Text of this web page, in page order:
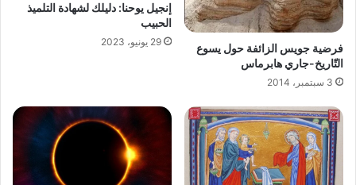
فرضية جويس الزائفة حول يسوع
التّاريخ-جاري هابرماس
3 سبتمبر، 2014
إنجيل يوحنا: دليلك لشهادة التلميذ
الحبيب
29 يونيو، 2023